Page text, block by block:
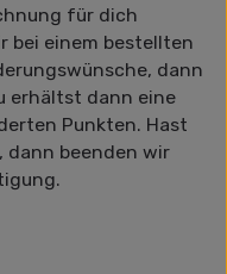
für dich
bei einem bestellten
dann
erhältst dann eine
Punkten. Hast
dann beenden wir